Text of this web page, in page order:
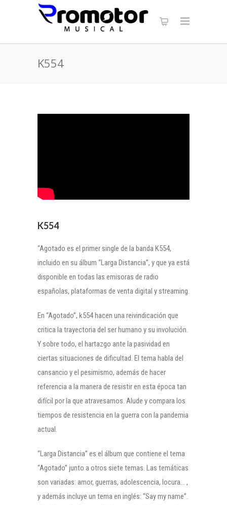
K554
K554
“Agotado es el primer single de la banda K554,
incluido en su álbum “Larga Distancia”, y que ya está
disponible en todas las emisoras de radio
españolas, plataformas de venta digital y streaming.
En “Agotado”, k554 hacen una reivindicación que
critica la trayectoria del ser humano y su involución.
Y sobre todo, el hartazgo ante la pasividad en
ciertas situaciones de dificultad. El tema habla del
cansancio y el pesimismo, además de hacer
referencia a la manera de resistir en esta época tan
difícil por la que atravesamos. Alude y compara los
tiempos de resistencia en la guerra con la pandemia
actual.
“Larga Distancia” es el álbum que contiene el tema
“Agotado” junto a otros siete temas. Las temáticas
son variadas: amor, guerras, adolescencia, locura… ,
y además incluye un tema en inglés: “Say my name”.